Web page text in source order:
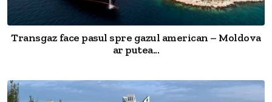
Transgaz face pasul spre gazul american – Moldova
ar putea...